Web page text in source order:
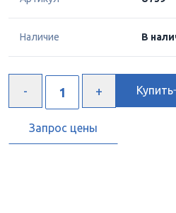
Наличие В
Купить
Запрос цены